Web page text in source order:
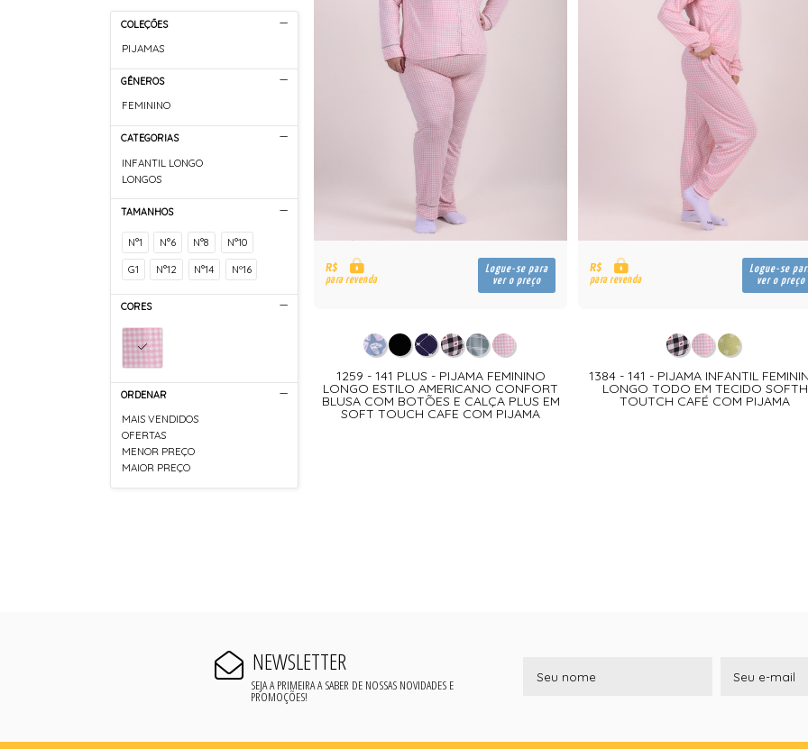
COLEÇÕES
PIJAMAS
GÊNEROS
FEMININO
CATEGORIAS
INFANTIL LONGO
LONGOS
TAMANHOS
N°1 N°6 N°8 N°10
G1 N°12 N°14 Nº16
CORES
ORDENAR
MAIS VENDIDOS
OFERTAS
MENOR PREÇO
MAIOR PREÇO
R$
para revenda
Logue-se para
ver o preço
1259 - 141 PLUS - PIJAMA FEMININO
LONGO ESTILO AMERICANO CONFORT
BLUSA COM BOTÕES E CALÇA PLUS EM
SOFT TOUCH CAFE COM PIJAMA
R$
para revenda
Logue-se
ver o preço
1384 - 141 - PIJAMA INFANTIL
LONGO TODO EM TECIDO SOFTH
TOUTCH CAFÉ COM PIJAMA
NEWSLETTER
SEJA A PRIMEIRA A SABER DE NOSSAS NOVIDADES E
PROMOÇÕES!